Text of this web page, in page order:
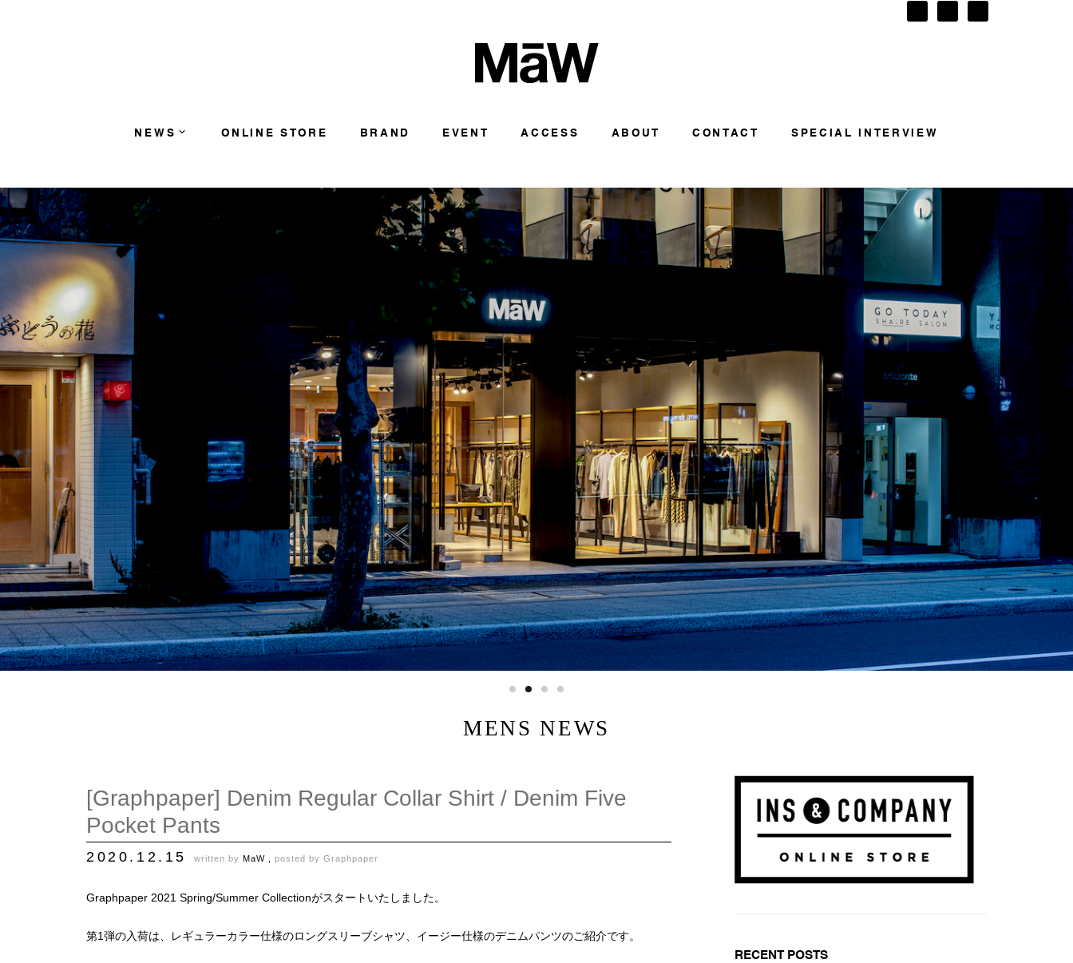
NEWS ONLINE STORE BRAND EVENT ACCESS ABOUT CONTACT SPECIAL INTERVIEW
MENS NEWS
[Graphpaper] Denim Regular Collar Shirt / Denim Five
Pocket Pants
2020.12.15 written by MaW , posted by Graphpaper
Graphpaper 2021 Spring/Summer Collectionがスタートいたしました。
第1弾の入荷は、レギュラーカラー仕様のロングスリーブシャツ、イージー仕様のデニムパンツのご紹介です。
RECENT POSTS